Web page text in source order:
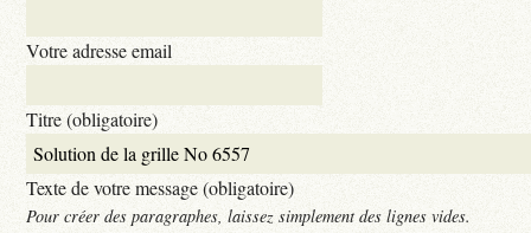
Votre adresse email
Titre (obligatoire)
Texte de votre message (obligatoire)
Pour créer des paragraphes, laissez simplement des lignes vides.